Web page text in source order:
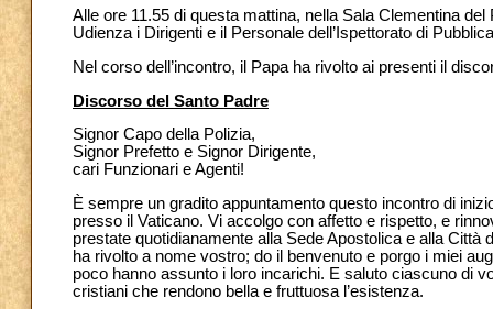
Alle ore 11.55 di questa mattina, nella Sala Clementina
Udienza i Dirigenti e il Personale dell’Ispettorato di
Nel corso dell’incontro, il Papa ha rivolto ai presenti il
Discorso del Santo Padre
Signor Capo della Polizia,
Signor Prefetto e Signor Dirigente,
cari Funzionari e Agenti!
È sempre un gradito appuntamento questo incontro di
presso il Vaticano. Vi accolgo con affetto e rispetto, e
prestate quotidianamente alla Sede Apostolica e alla
ha rivolto a nome vostro; do il benvenuto e porgo i miei
poco hanno assunto i loro incarichi. E saluto ciascuno di
cristiani che rendono bella e fruttuosa l’esistenza.